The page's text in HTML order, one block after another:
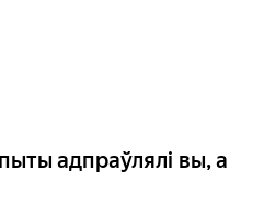
адпраўлялі вы, а